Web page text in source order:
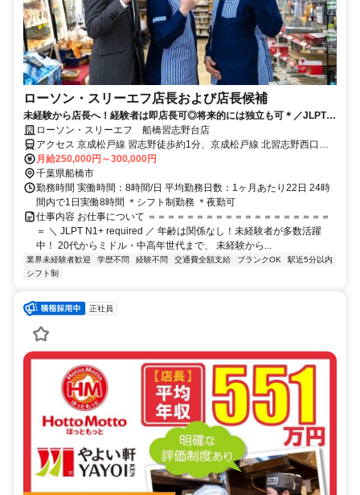
ローソン・スリーエフ店長および店長候補
未経験から店長へ！経験者は即店長可◎将来的には独立も可＊／JLPT
N1+ required.
ローソン・スリーエフ 船橋習志野台店
アクセス 京成松戸線 習志野徒歩約1分、京成松戸線 北習志野西口徒
歩約10分
月給250,000円～300,000円
千葉県船橋市
勤務時間 実働時間：8時間/日 平均勤務日数：1ヶ月あたり22日 24時
間内で1日実働8時間 ＊シフト制勤務 ＊夜勤可
仕事内容 お仕事について ＝＝＝＝＝＝＝＝＝＝＝＝＝＝＝＝＝＝＝
＝ ＼ JLPT N1+ required ／ 年齢は関係なし！未経験者が多数活躍
中！ 20代からミドル・中高年世代まで、 未経験から...
業界未経験者歓迎 学歴不問 経験不問 交通費全額支給 ブランクOK
駅近5分以内
シフト制
正社員